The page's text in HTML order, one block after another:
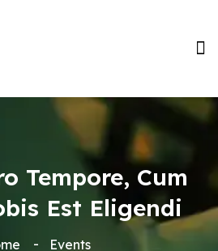
Tempore, Cum
Est Eligendi
Events